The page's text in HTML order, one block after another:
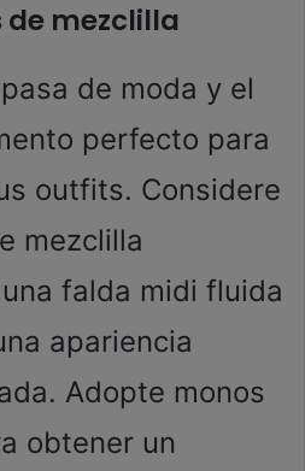
de mezclilla
de moda y el
perfecto para
outfits. Considere
mezclilla
falda midi fluida
apariencia
Adopte monos
obtener un